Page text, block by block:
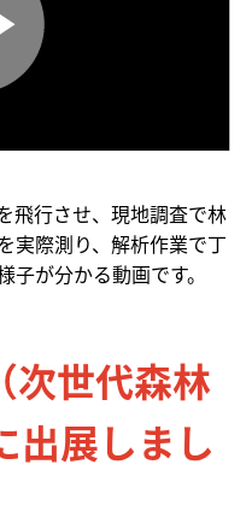
飛行させ、現地調査で林
実際測り、解析作業で丁
が分かる動画です。
次世代森林
出展しまし